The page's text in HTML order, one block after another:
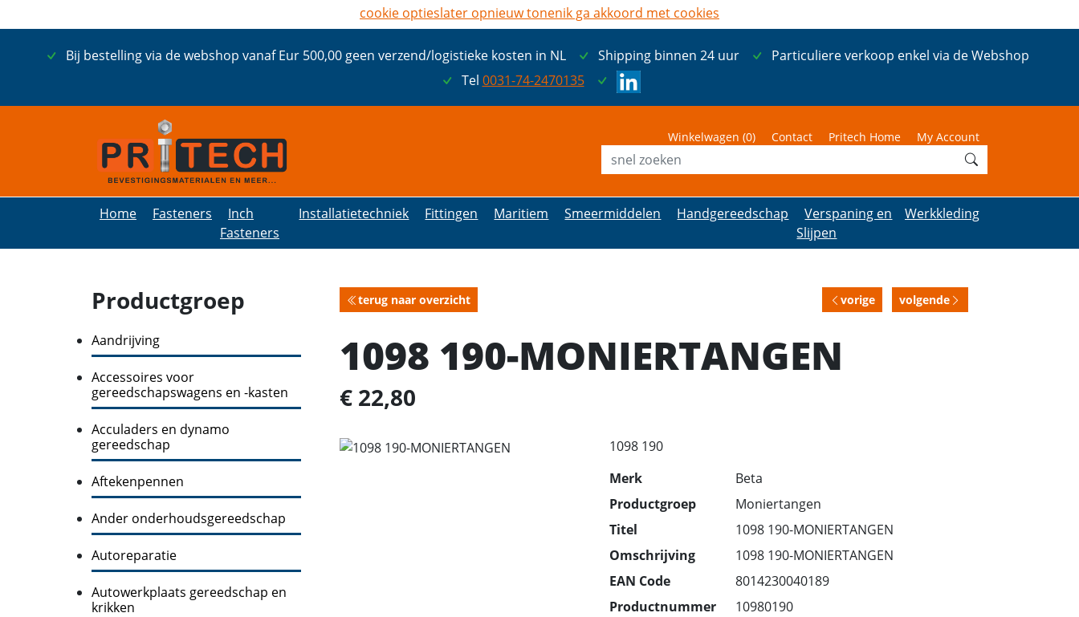
Bij bestelling via de webshop vanaf Eur 500,00 geen verzend/logistieke kosten in NL Shipping binnen 24 uur
Particuliere verkoop enkel via de Webshop
Tel 0031-74-2470135
Winkelwagen (0) Contact Pritech Home My Account
Home Fasteners
Inch
Fasteners
Installatietechniek Fittingen Maritiem Smeermiddelen Handgereedschap
Verspaning en
Slijpen
Werkkleding
Productgroep
Aandrijving
Accessoires voor
gereedschapswagens en -kasten
Acculaders en dynamo
gereedschap
Aftekenpennen
Ander onderhoudsgereedschap
Autoreparatie
Autowerkplaats gereedschap en
krikken
terug naar overzicht vorige volgende
1098 190-MONIERTANGEN
€ 22,80
1098 190
Merk
Beta
Productgroep
Moniertangen
Titel
1098 190-MONIERTANGEN
Omschrijving
1098 190-MONIERTANGEN
EAN Code
8014230040189
Productnummer
10980190
cookie optieslater opnieuw tonenik ga akkoord met cookies